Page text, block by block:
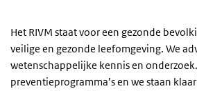
Het RIVM staat voor een gezonde
veilige en gezonde leefomgeving. We
wetenschappelijke kennis en
preventieprogramma’s en we staan